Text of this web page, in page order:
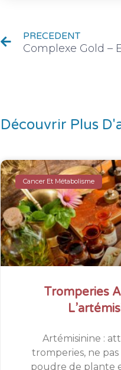
PRECEDENT
Découvrir Plus
Cancer Et Métabolisme
Tromperies
Artémisinine :
tromperies, ne
poudre de plante